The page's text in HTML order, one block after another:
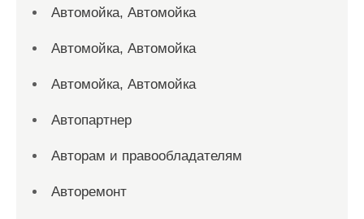
Автомойка, Автомойка
Автомойка, Автомойка
Автомойка, Автомойка
Автопартнер
Авторам и правообладателям
Авторемонт